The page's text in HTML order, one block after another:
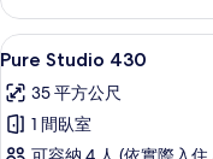
330
的
詳
顯
示
Pure
Studio
8
Pure Studio 430
35 平方公尺
1 間臥室